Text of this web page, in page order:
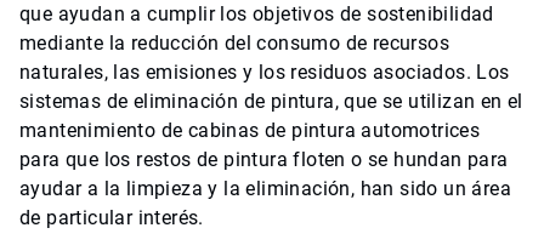
que ayudan a cumplir los objetivos de sostenibilidad
mediante la reducción del consumo de recursos
naturales, las emisiones y los residuos asociados. Los
sistemas de eliminación de pintura, que se utilizan en el
mantenimiento de cabinas de pintura automotrices
para que los restos de pintura floten o se hundan para
ayudar a la limpieza y la eliminación, han sido un área
de particular interés.